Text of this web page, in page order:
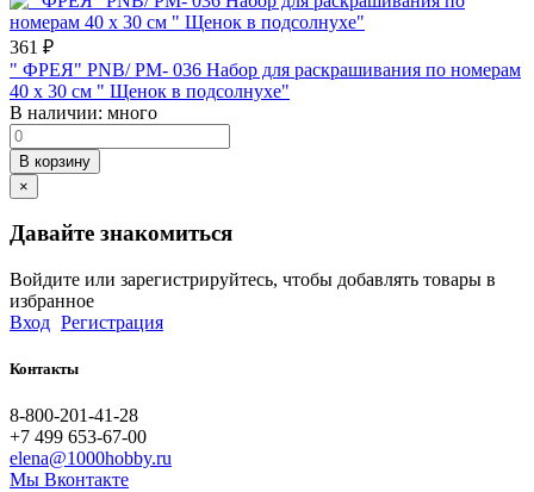
361 ₽
" ФРЕЯ" PNB/ PM- 036 Набор для раскрашивания по номерам
40 х 30 см " Щенок в подсолнухе"
В наличии: много
В корзину
×
Давайте знакомиться
Войдите или зарегистрируйтесь, чтобы добавлять товары в
избранное
Вход Регистрация
Контакты
8-800-201-41-28
+7 499 653-67-00
elena@1000hobby.ru
Мы Вконтакте